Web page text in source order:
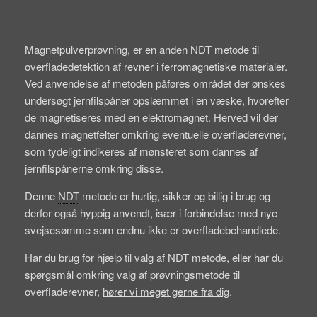
Magnetpulverprøvning, er en anden NDT metode til
overfladedetektion af revner i ferromagnetiske materialer.
Ved anvendelse af metoden påføres området der ønskes
undersøgt jernfilspåner opslæmmet i en væske, hvorefter
de magnetiseres med en elektromagnet. Herved vil der
dannes magnetfelter omkring eventuelle overfladerevner,
som tydeligt indikeres af mønsteret som dannes af
jernfilspånerne omkring disse.
Denne NDT metode er hurtig, sikker og billig i brug og
derfor også hyppig anvendt, især i forbindelse med nye
svejsesømme som endnu ikke er overfladebehandlede.
Har du brug for hjælp til valg af NDT metode, eller har du
spørgsmål omkring valg af prøvningsmetode til
overfladerevner, hører vi meget gerne fra dig.